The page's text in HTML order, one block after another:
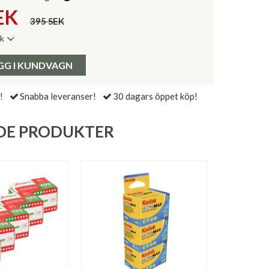
395 SEK
Pris:
I KUNDVAGN
Snabba leveranser! 30 dagars öppet köp!
PRODUKTER